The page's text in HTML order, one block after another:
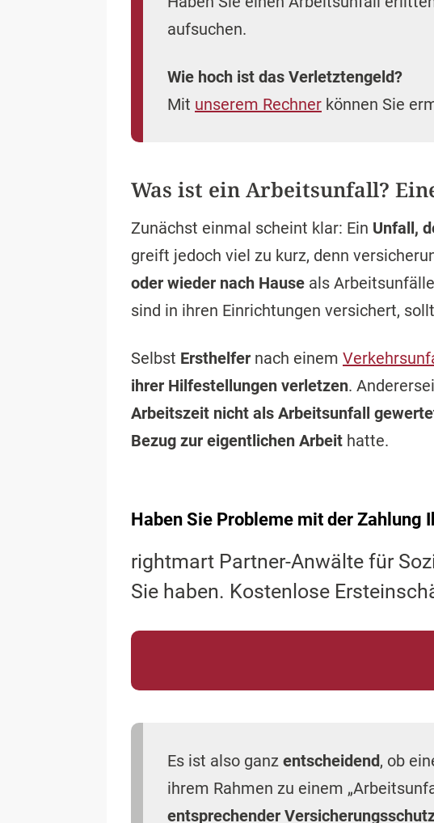
aufsuchen.
Wie hoch ist das Verletztengeld?
Mit unserem Rechner können Sie
Was ist ein Arbeitsunfall?
Zunächst einmal scheint klar: Ein Unfall,
greift jedoch viel zu kurz, denn
oder wieder nach Hause als
sind in ihren Einrichtungen versichert,
Selbst Ersthelfer nach einem
ihrer Hilfestellungen verletzen.
Arbeitszeit nicht als Arbeitsunfall
Bezug zur eigentlichen Arbeit hatte.
Haben Sie Probleme mit der Zahlung
rightmart Partner-Anwälte für
Sie haben. Kostenlose
Es ist also ganz entscheidend, ob
ihrem Rahmen zu einem
entsprechender